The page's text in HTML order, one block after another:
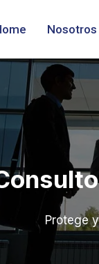
Nosotros
Protege